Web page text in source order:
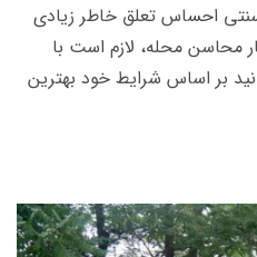
احساس تعلق خاطر زیادی
محاسن محله، لازم است با
بر اساس شرایط خود بهترین